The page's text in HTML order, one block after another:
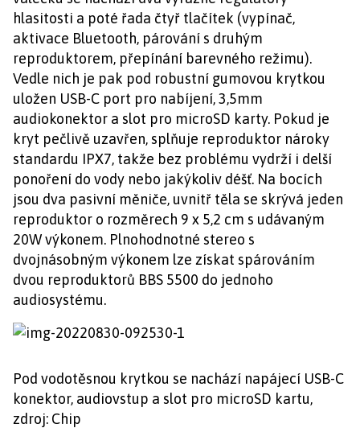
hlasitosti a poté řada čtyř tlačítek (vypínač,
aktivace Bluetooth, párování s druhým
reproduktorem, přepínání barevného režimu).
Vedle nich je pak pod robustní gumovou krytkou
uložen USB-C port pro nabíjení, 3,5mm
audiokonektor a slot pro microSD karty. Pokud je
kryt pečlivě uzavřen, splňuje reproduktor nároky
standardu IPX7, takže bez problému vydrží i delší
ponoření do vody nebo jakýkoliv déšť. Na bocích
jsou dva pasivní měniče, uvnitř těla se skrývá jeden
reproduktor o rozměrech 9 x 5,2 cm s udávaným
20W výkonem. Plnohodnotné stereo s
dvojnásobným výkonem lze získat spárováním
dvou reproduktorů BBS 5500 do jednoho
audiosystému.
Pod vodotěsnou krytkou se nachází napájecí USB-C
konektor, audiovstup a slot pro microSD kartu,
zdroj: Chip